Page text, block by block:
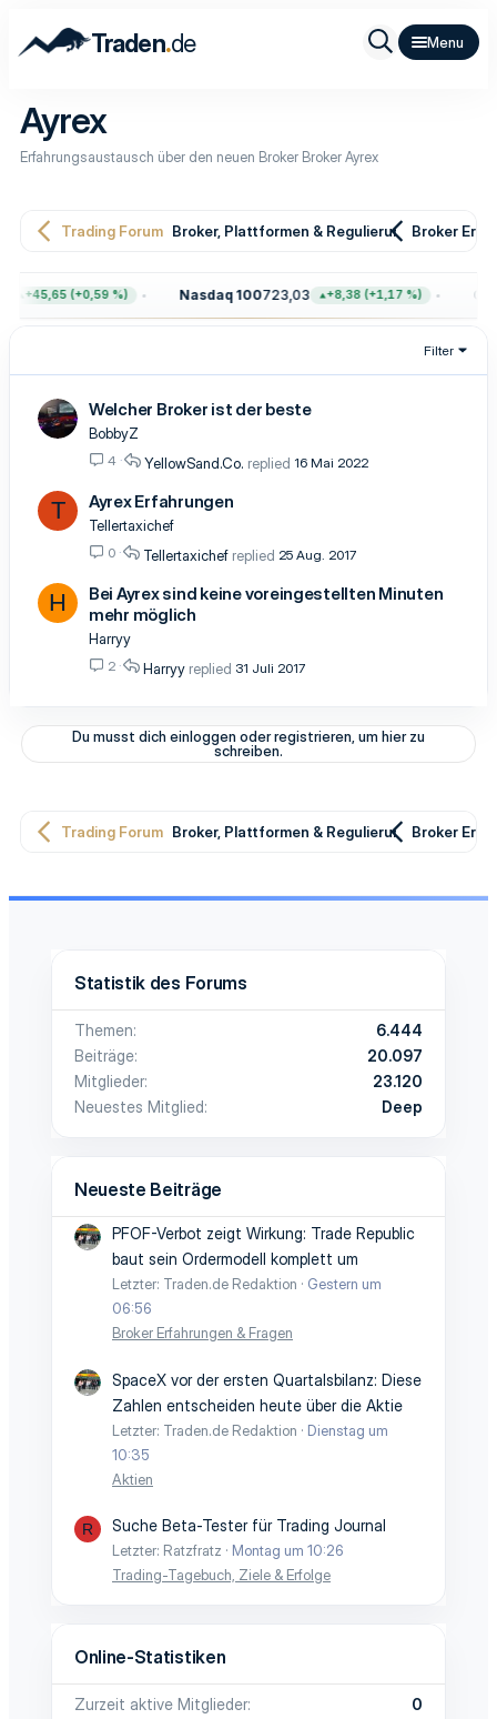
Traden.de
Ayrex
Erfahrungsaustausch über den neuen Broker Broker Ayrex
Trading Forum Broker, Plattformen & Regulierung Broker
+45,65 (+0,59 %) Nasdaq 100723,03 +8,38 (+1,17 %)
Filter
Welcher Broker ist der beste
BobbyZ
4 16 Mai 2022
YellowSand.Co.
T Ayrex Erfahrungen
Tellertaxichef
0 25 Aug. 2017
Tellertaxichef
H
Bei Ayrex sind keine voreingestellten Minuten
mehr möglich
Harryy
2 31 Juli 2017
Harryy
Du musst dich einloggen oder registrieren, um hier zu
schreiben.
Trading Forum Broker, Plattformen & Regulierung Broker
Statistik des Forums
Themen
6.444
Beiträge
20.097
Mitglieder
23.120
Neuestes Mitglied
Deep
Neueste Beiträge
PFOF-Verbot zeigt Wirkung: Trade Republic
baut sein Ordermodell komplett um
Letzter: Traden.de Redaktion
Gestern um
06:56
Broker Erfahrungen & Fragen
SpaceX vor der ersten Quartalsbilanz: Diese
Zahlen entscheiden heute über die Aktie
Letzter: Traden.de Redaktion
Dienstag um
10:35
Aktien
R Suche Beta-Tester für Trading Journal
Letzter: Ratzfratz
Montag um 10:26
Trading-Tagebuch, Ziele & Erfolge
Online-Statistiken
Zurzeit aktive Mitglieder
0